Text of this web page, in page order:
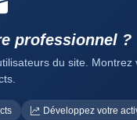
professionnel ?
du site.
Développez votre